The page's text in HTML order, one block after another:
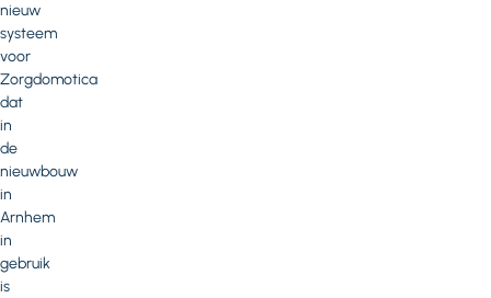
nieuw
systeem
voor
Zorgdomotica
dat
in
de
nieuwbouw
in
Arnhem
in
gebruik
is